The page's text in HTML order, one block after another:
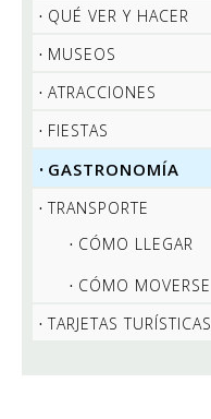
QUÉ VER Y HACER
MUSEOS
ATRACCIONES
FIESTAS
GASTRONOMÍA
TRANSPORTE
CÓMO LLEGAR
CÓMO MOVERSE
TARJETAS TURÍSTICAS